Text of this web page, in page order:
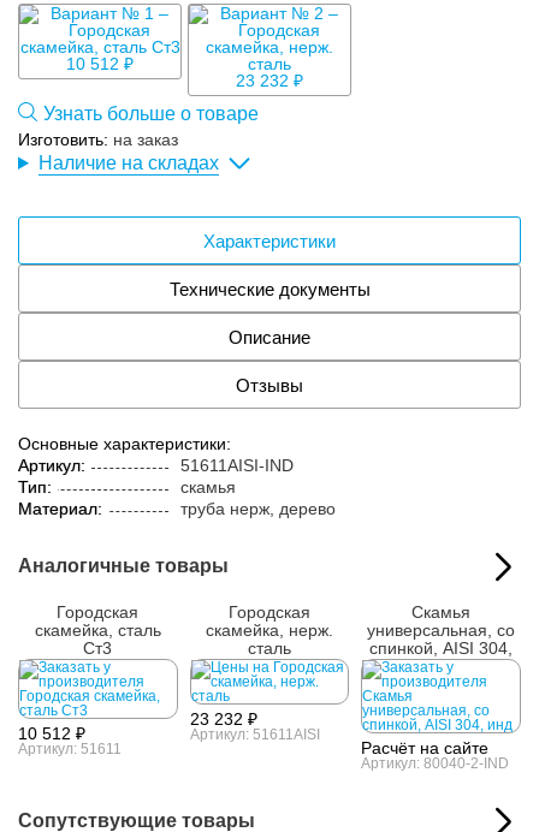
Изготовить: на заказ
10 512 ₽
23 232 ₽
Узнать больше о товаре
Наличие на складах
Характеристики
Технические документы
Описание
Отзывы
Основные характеристики:
Артикул:
51611AISI-IND
Тип:
скамья
Материал:
труба нерж, дерево
Аналогичные товары
Городская
скамейка, сталь
Ст3
10 512 ₽
Артикул: 51611
Городская
скамейка, нерж.
сталь
23 232 ₽
Артикул: 51611AISI
Скамья
универсальная, со
спинкой, AISI 304,
инд
Расчёт на сайте
Артикул: 80040-2-IND
Сопутствующие товары